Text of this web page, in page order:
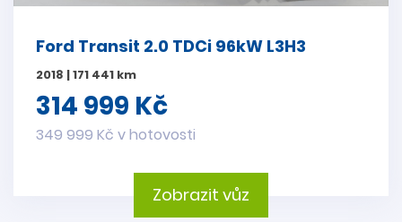
Ford Transit 2.0 TDCi 96kW L3H3
2018 | 171 441 km
314 999 Kč
349 999 Kč v hotovosti
Zobrazit vůz